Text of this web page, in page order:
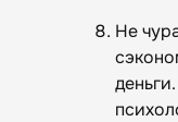
Не